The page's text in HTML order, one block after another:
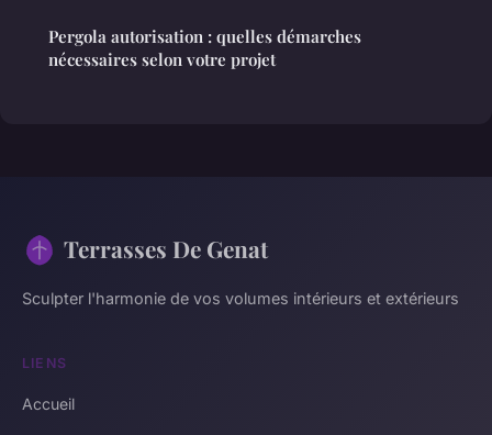
Pergola autorisation : quelles démarches
nécessaires selon votre projet
Terrasses De Genat
Sculpter l'harmonie de vos volumes intérieurs et extérieurs
LIENS
Accueil